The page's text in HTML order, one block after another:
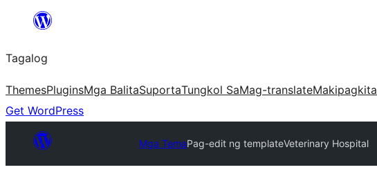
Lumaktaw
sa
content
Tagalog
ThemesPluginsMga BalitaSuportaTungkol SaMag-translateMakipagkita
Get WordPress
Mga TemaPag-edit ng templateVeterinary Hospital